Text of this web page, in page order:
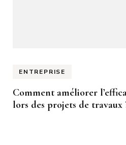
ENTREPRISE
Comment améliorer
lors des projets de travaux